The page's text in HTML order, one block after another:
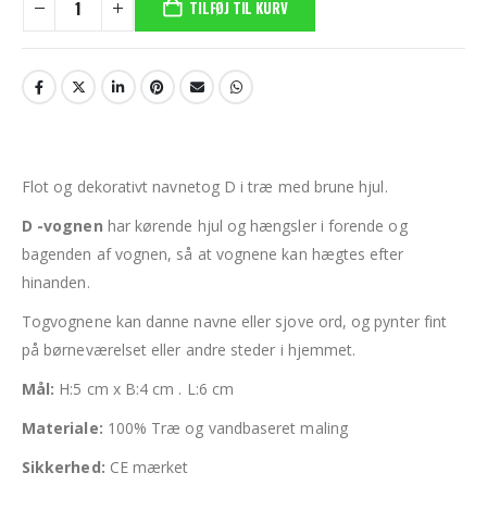
TILFØJ TIL KURV
Flot og dekorativt navnetog D i træ med brune hjul.
D -vognen har kørende hjul og hængsler i forende og
bagenden af vognen, så at vognene kan hægtes efter
hinanden.
Togvognene kan danne navne eller sjove ord, og pynter fint
på børneværelset eller andre steder i hjemmet.
Mål: H:5 cm x B:4 cm . L:6 cm
Materiale: 100% Træ og vandbaseret maling
Sikkerhed: CE mærket